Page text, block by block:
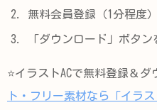
無料会員登録（1分程度）
「ダウンロード」ボタン
⭐️イラストACで無料登録＆
ト・フリー素材なら「イラ